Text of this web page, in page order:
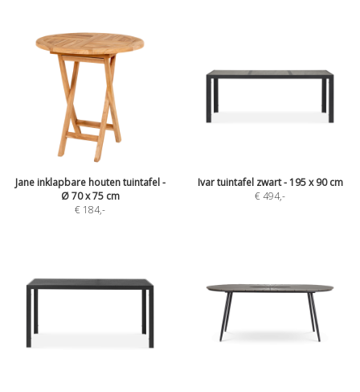
Jane inklapbare houten tuintafel -
Ø 70 x 75 cm
€ 184,-
Ivar tuintafel zwart - 195 x 90 cm
€ 494,-